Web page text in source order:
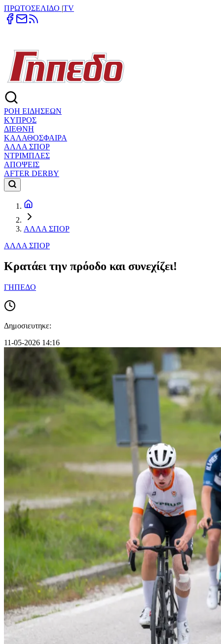
ΠΡΩΤΟΣΕΛΙΔΟ |TV
ΡΟΗ ΕΙΔΗΣΕΩΝ
ΚΥΠΡΟΣ
ΔΙΕΘΝΗ
ΚΑΛΑΘΟΣΦΑΙΡΑ
ΑΛΛΑ ΣΠΟΡ
ΝΤΡΙΜΠΛΕΣ
ΑΠΟΨΕΙΣ
AFTER DERBY
ΑΛΛΑ ΣΠΟΡ
ΑΛΛΑ ΣΠΟΡ
Κρατάει την πρόοδο και συνεχίζει!
ΓΗΠΕΔΟ
Δημοσιευτηκε:
11-05-2026 14:16